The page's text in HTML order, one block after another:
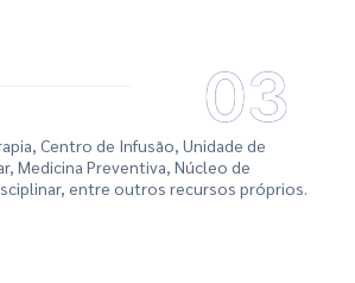
03
Centro de Infusão, Unidade de
Medicina Preventiva, Núcleo de
entre outros recursos próprios.